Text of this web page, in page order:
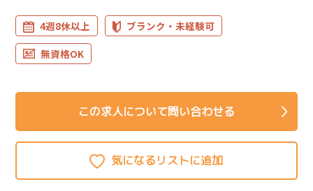
4週8休以上
ブランク・未経験可
無資格OK
この求人について問い合わせる